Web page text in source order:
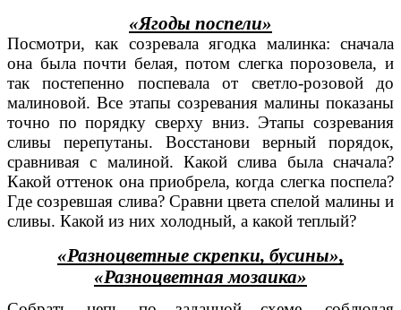
«Ягоды поспели»
Посмотри, как созревала ягодка малинка: сначала
она была почти белая, потом слегка порозовела, и
так постепенно поспевала от светло-розовой до
малиновой. Все этапы созревания малины показаны
точно по порядку сверху вниз. Этапы созревания
сливы перепутаны. Восстанови верный порядок,
сравнивая с малиной. Какой слива была сначала?
Какой оттенок она приобрела, когда слегка поспела?
Где созревшая слива? Сравни цвета спелой малины и
сливы. Какой из них холодный, а какой теплый?
«Разноцветные скрепки, бусины»,
«Разноцветная мозаика»